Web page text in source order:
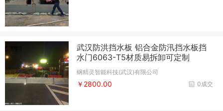
武汉防洪挡水板 铝合金防汛挡水板挡
水门6063-T5材质易拆卸可定制
钢精灵智能科技(武汉)有限公司
0成交
￥2800.00